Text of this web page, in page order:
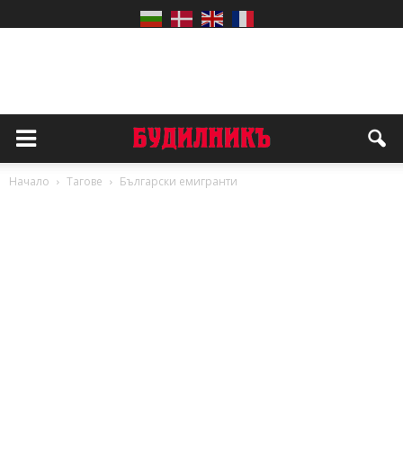
Начало Тагове Български емигранти